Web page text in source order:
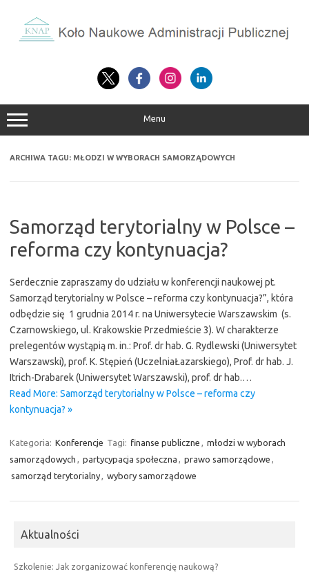
Menu
ARCHIWA TAGU: MŁODZI W WYBORACH SAMORZĄDOWYCH
Samorząd terytorialny w Polsce –
reforma czy kontynuacja?
Serdecznie zapraszamy do udziału w konferencji naukowej pt.
Samorząd terytorialny w Polsce – reforma czy kontynuacja?”, która
odbędzie się 1 grudnia 2014 r. na Uniwersytecie Warszawskim (s.
Czarnowskiego, ul. Krakowskie Przedmieście 3). W charakterze
prelegentów wystąpią m. in.: Prof. dr hab. G. Rydlewski (Uniwersytet
Warszawski), prof. K. Stępień (UczelniaŁazarskiego), Prof. dr hab. J.
Itrich-Drabarek (Uniwersytet Warszawski), prof. dr hab.…
Read More: Samorząd terytorialny w Polsce – reforma czy
kontynuacja? »
Kategoria: Konferencje Tagi: finanse publiczne
młodzi w wyborach
samorządowych
partycypacja społeczna prawo samorządowe
samorząd terytorialny
wybory samorządowe
Aktualności
Szkolenie: Jak zorganizować konferencję naukową?